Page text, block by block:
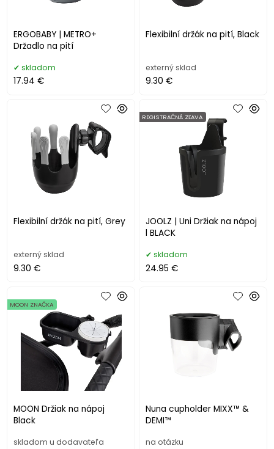
ERGOBABY | METRO+
Držadlo na pití
skladom
17.94 €
Flexibilní držák na pití, Black
externý sklad
9.30 €
Flexibilní držák na pití, Grey
externý sklad
9.30 €
JOOLZ | Uni Držiak na nápoj
l BLACK
REGISTRAČNÁ ZĽAVA
skladom
24.95 €
MOON Držiak na nápoj
Black
MOON ZNAČKA
skladom u dodavateľa
Nuna cupholder MIXX™ &
DEMI™
na otázku